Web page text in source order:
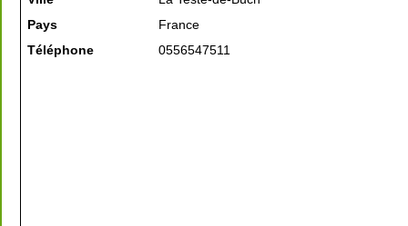
Pays
France
Téléphone
0556547511